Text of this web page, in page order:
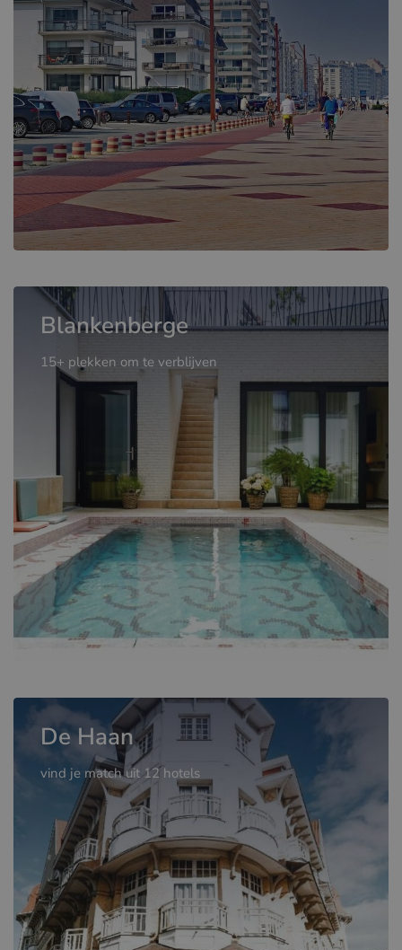
Blankenberge
15+ plekken om te verblijven
De Haan
vind je match uit 12 hotels